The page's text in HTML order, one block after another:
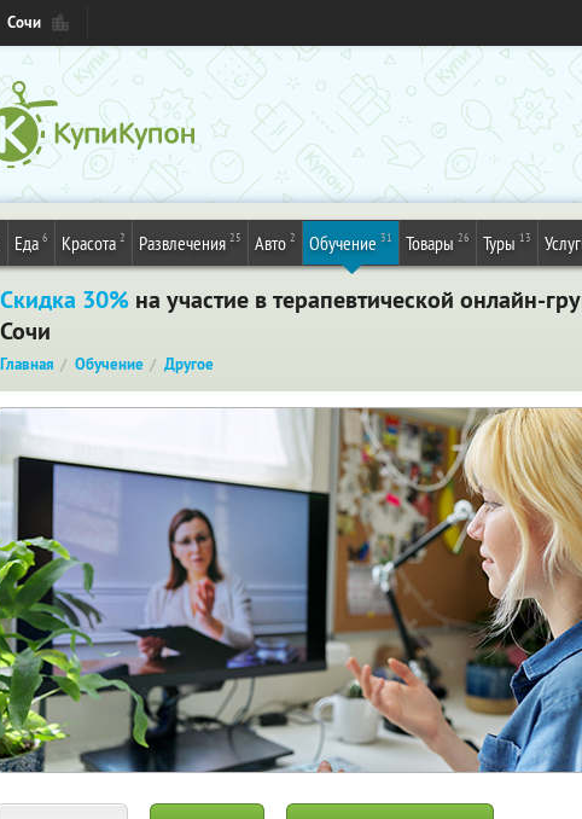
Сочи
Еда 6 Красота 2 Развлечения 25 Авто 2 Обучение 31 Товары 26 Туры 13
Скидка 30% на участие в терапевтической онлайн-
Сочи
Главная Обучение Другое